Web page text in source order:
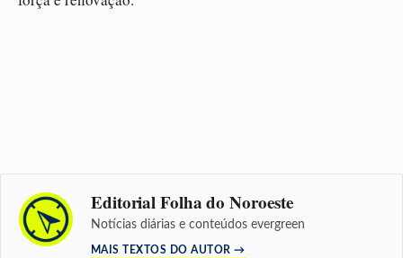
Editorial Folha do Noroeste
Notícias diárias e conteúdos evergreen
MAIS TEXTOS DO AUTOR →